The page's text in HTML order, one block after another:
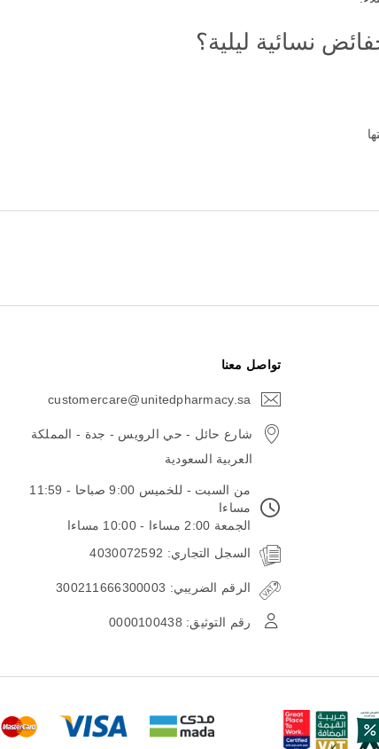
نسائية ليلية؟
تواصل معنا
customercare@unitedpharmacy.sa
شارع حائل - حي الرويس - جدة - المملكة
العربية السعودية
من السبت - للخميس 9:00 صباحا - 11:59
مساءا
الجمعة 2:00 مساءا - 10:00 مساءا
السجل التجاري: 4030072592
الرقم الضريبي: 300211666300003
رقم التوثيق: 0000100438